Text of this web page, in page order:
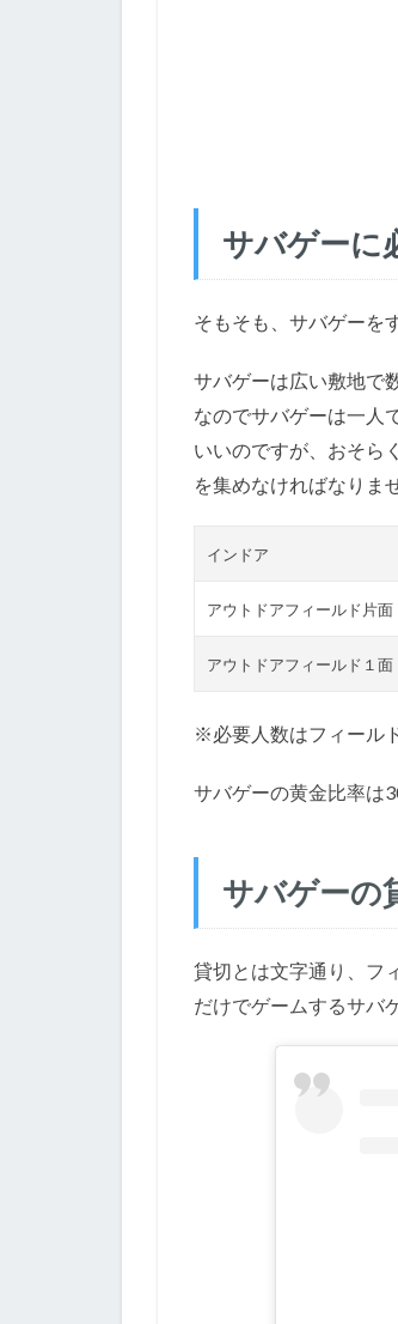
サバゲーに
そもそも、サバゲーを
サバゲーは広い敷地で
なのでサバゲーは一人
いいのですが、おそら
を集めなければなりま
インドア
アウトドアフィールド片面
アウトドアフィールド１面
※必要人数はフィール
サバゲーの黄金比率は
サバゲーの
貸切とは文字通り、フ
だけでゲームするサバ